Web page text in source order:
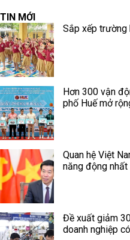
TIN MỚI
Sắp xếp trường
Hơn 300 vận
phố Huế mở
Quan hệ Việt
năng động nhất
Đề xuất giảm
doanh nghiệp